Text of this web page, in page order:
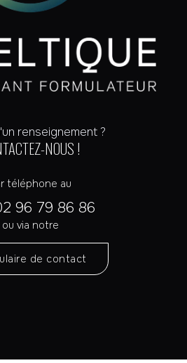
renseignement ?
NOUS !
téléphone au
96 79 86 86
ou via notre
de contact